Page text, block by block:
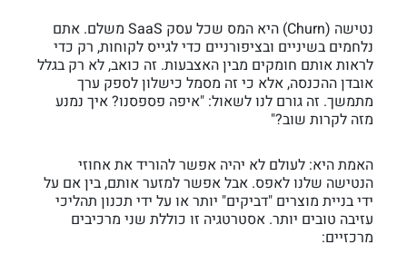
נטישה (Churn) היא המס שכל עסק SaaS משלם. אתם
נלחמים בשיניים ובציפורניים כדי לגייס לקוחות, רק כדי
לראות אותם חומקים מבין האצבעות. זה כואב, לא רק בגלל
אובדן ההכנסה, אלא כי זה מסמל כישלון לספק ערך
מתמשך. זה גורם לנו לשאול: "איפה פספסנו? איך נמנע
מזה לקרות שוב?"
האמת היא: לעולם לא יהיה אפשר להוריד את אחוזי
הנטישה שלנו לאפס. אבל אפשר למזער אותם, בין אם על
ידי בניית מוצרים "דביקים" יותר או על ידי תכנון תהליכי
עזיבה טובים יותר. אסטרטגיה זו כוללת שני מרכיבים
מרכזיים: